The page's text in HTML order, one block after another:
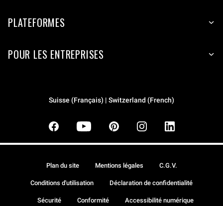
PLATEFORMES
POUR LES ENTREPRISES
Suisse (Français) | Switzerland (French)
Plan du site Mentions légales C.G.V.
Conditions d'utilisation Déclaration de confidentialité
Sécurité Conformité Accessibilité numérique